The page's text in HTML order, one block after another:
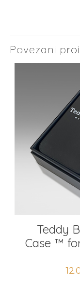
Povezani
Teddy
Case ™